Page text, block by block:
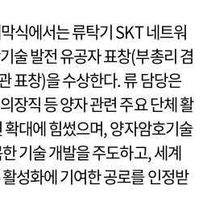
식에서는 류탁기 SKT 네트워
술 발전 유공자 표창(부총리 겸
표창)을 수상한다. 류 담당은
장직 등 양자 관련 주요 단체 활
대에 힘썼으며, 양자암호기술
기술 개발을 주도하고, 세계
성화에 기여한 공로를 인정받